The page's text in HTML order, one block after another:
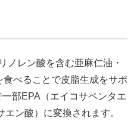
ノレン酸を含む亜麻仁油・
べることで皮脂生成をサポ
部EPA（エイコサペンタエ
ン酸）に変換されます。